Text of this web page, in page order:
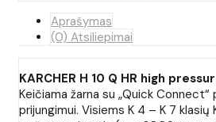
Aprašymas
(0) Atsiliepimai
KARCHER H 10 Q HR high
Keičiama žarna su „Quick
prijungimui. Visiems K 4 – K 7